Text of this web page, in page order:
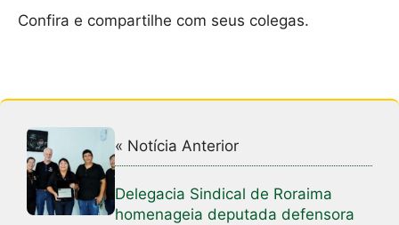
Confira e compartilhe com seus colegas.
« Notícia Anterior
Delegacia Sindical de Roraima
homenageia deputada defensora